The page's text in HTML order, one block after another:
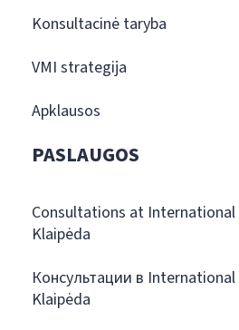
Konsultacinė taryba
VMI strategija
Apklausos
PASLAUGOS
Consultations at International
Klaipėda
Консультации в
Klaipėda